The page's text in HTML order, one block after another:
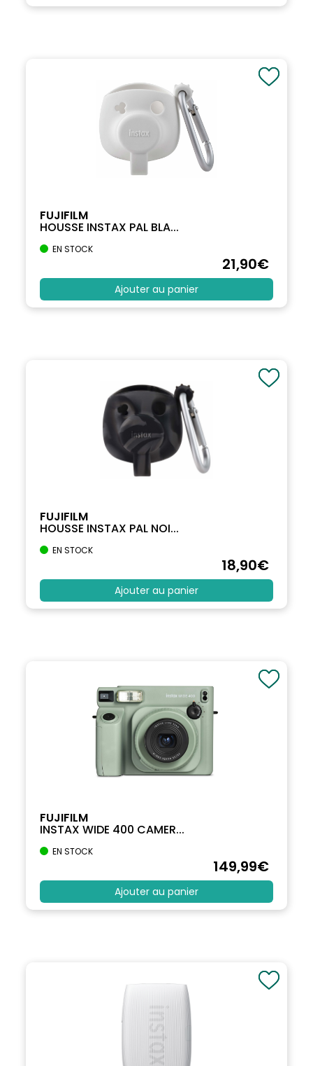
FUJIFILM
HOUSSE INSTAX PAL BLA...
EN STOCK
21,90€
Ajouter au panier
FUJIFILM
HOUSSE INSTAX PAL NOI...
EN STOCK
18,90€
Ajouter au panier
FUJIFILM
INSTAX WIDE 400 CAMER...
EN STOCK
149,99€
Ajouter au panier